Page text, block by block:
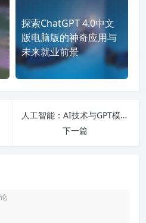
探索ChatGPT 4.0中文
版电脑版的神奇应用与
未来就业前景
人工智能：AI技术与GPT模型探讨
下一篇